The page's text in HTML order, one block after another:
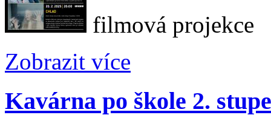
filmová projekce
Zobrazit více
Kavárna po škole 2.